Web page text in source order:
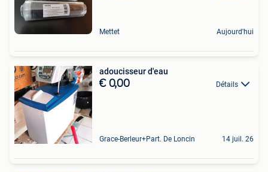
Mettet Aujourd'hui
adoucisseur d'eau
€ 0,00 Détails
Grace-Berleur+Part. De Loncin 14 juil. 26